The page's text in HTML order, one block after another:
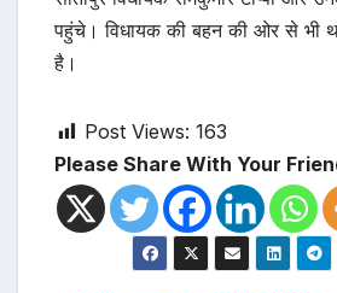
पहुंचे। विधायक की बहन की ओर से भी
है।
Post Views: 163
Please Share With Your